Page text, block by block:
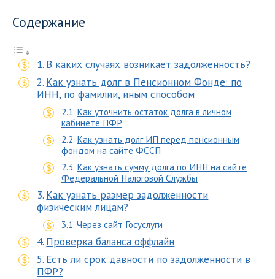
Содержание
В каких случаях возникает задолженность?
Как узнать долг в Пенсионном Фонде: по
ИНН, по фамилии, иным способом
Как уточнить остаток долга в личном
кабинете ПФР
Как узнать долг ИП перед пенсионным
фондом на сайте ФССП
Как узнать сумму долга по ИНН на сайте
Федеральной Налоговой Службы
Как узнать размер задолженности
физическим лицам?
Через сайт Госуслуги
Проверка баланса оффлайн
Есть ли срок давности по задолженности в
ПФР?